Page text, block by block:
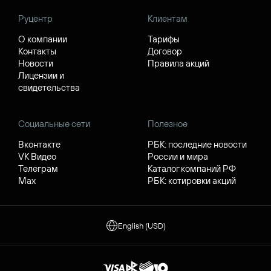
Руцентр
О компании
Контакты
Новости
Лицензии и
свидетельства
Клиентам
Тарифы
Договор
Правила акций
Социальные сети
Вконтакте
VK Видео
Телеграм
Max
Полезное
РБК: последние новости
России и мира
Каталог компаний РФ
РБК: котировки акций
English (USD)